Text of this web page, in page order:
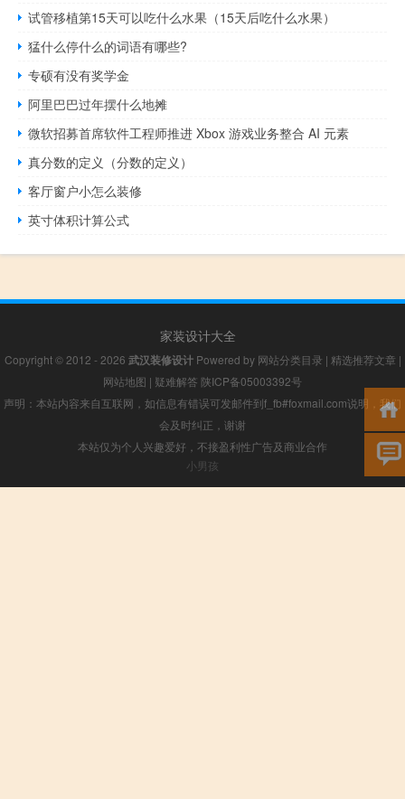
试管移植第15天可以吃什么水果（15天后吃什么水果）
猛什么停什么的词语有哪些?
专硕有没有奖学金
阿里巴巴过年摆什么地摊
微软招募首席软件工程师推进 Xbox 游戏业务整合 AI 元素
真分数的定义（分数的定义）
客厅窗户小怎么装修
英寸体积计算公式
家装设计大全
Copyright © 2012 - 2026 武汉装修设计Powered by 网站分类目录 | 精选推荐文章 |
网站地图 | 疑难解答 陕ICP备05003392号
声明：本站内容来自互联网，如信息有错误可发邮件到f_fb#foxmail.com说明，我们
会及时纠正，谢谢
本站仅为个人兴趣爱好，不接盈利性广告及商业合作
小男孩